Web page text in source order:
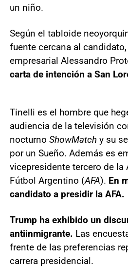
un niño.
Según el tabloide
fuente cercana al
empresarial Alessandro
carta de intención a San
Tinelli es el hombre que
audiencia de la televisión
nocturno ShowMatch y su
por un Sueño. Además es
vicepresidente tercero de la
Fútbol Argentino (AFA). En
candidato a presidir la AFA.
Trump ha exhibido un
antiinmigrante. Las
frente de las preferencias
carrera presidencial.